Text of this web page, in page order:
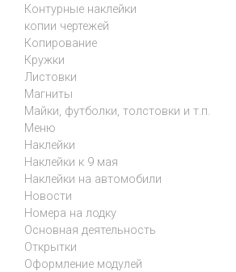
Контурные наклейки
копии чертежей
Копирование
Кружки
Листовки
Магниты
Майки, футболки, толстовки и т.п.
Меню
Наклейки
Наклейки к 9 мая
Наклейки на автомобили
Новости
Номера на лодку
Основная деятельность
Открытки
Оформление модулей